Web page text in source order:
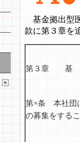
基金拠出型
款に第３章を
第３章 基
第×条 本社団
の募集をする